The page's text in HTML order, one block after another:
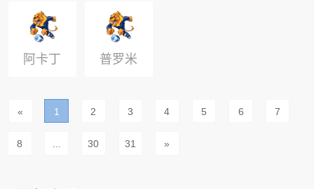
特纳
阿卡丁 普罗米
« 1 2 3 4 5 6 7
8 ... 30 31 »